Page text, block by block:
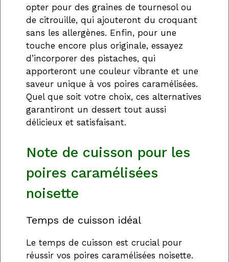
opter pour des graines de tournesol ou
de citrouille, qui ajouteront du croquant
sans les allergènes. Enfin, pour une
touche encore plus originale, essayez
d’incorporer des pistaches, qui
apporteront une couleur vibrante et une
saveur unique à vos poires caramélisées.
Quel que soit votre choix, ces alternatives
garantiront un dessert tout aussi
délicieux et satisfaisant.
Note de cuisson pour les
poires caramélisées
noisette
Temps de cuisson idéal
Le temps de cuisson est crucial pour
réussir vos poires caramélisées noisette.